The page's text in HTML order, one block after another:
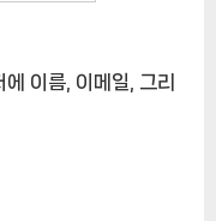
이름, 이메일, 그리